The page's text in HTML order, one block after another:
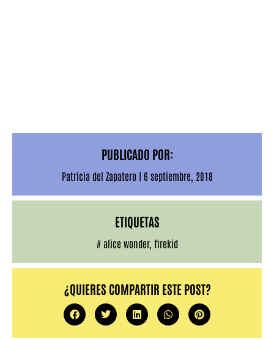
PUBLICADO POR:
Patricia del Zapatero | 6 septiembre, 2018
ETIQUETAS
# alice wonder, firekid
¿QUIERES COMPARTIR ESTE POST?